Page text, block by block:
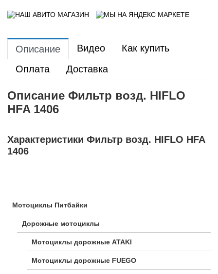
Мотоциклы Питбайки
Дорожные мотоциклы
Мотоциклы дорожные ATAKI
Мотоциклы дорожные FUEGO
Описание Видео
Как купить
Оплата
Доставка
Описание Фильтр возд. HIFLO
HFA 1406
Характеристики Фильтр возд. HIFLO HFA
1406